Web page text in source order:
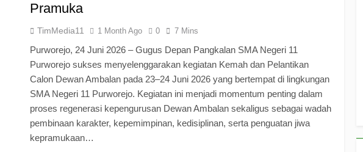
Pramuka
TimMedia11 1 Month Ago 0 7 Mins
Purworejo, 24 Juni 2026 – Gugus Depan Pangkalan SMA Negeri 11
Purworejo sukses menyelenggarakan kegiatan Kemah dan Pelantikan
Calon Dewan Ambalan pada 23–24 Juni 2026 yang bertempat di lingkungan
SMA Negeri 11 Purworejo. Kegiatan ini menjadi momentum penting dalam
proses regenerasi kepengurusan Dewan Ambalan sekaligus sebagai wadah
pembinaan karakter, kepemimpinan, kedisiplinan, serta penguatan jiwa
kepramukaan…